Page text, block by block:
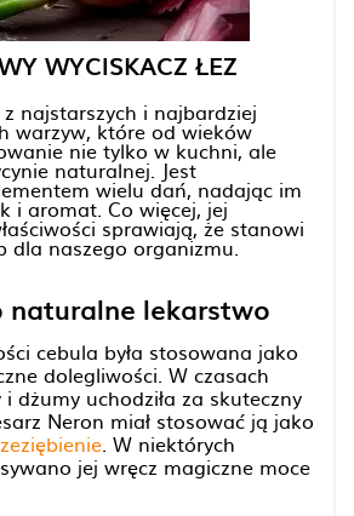
WYCISKACZ ŁEZ
najstarszych i najbardziej
warzyw, które od wieków
nie tylko w kuchni, ale
naturalnej. Jest
wielu dań, nadając im
i aromat. Co więcej, jej
sprawiają, że stanowi
dla naszego organizmu.
naturalne lekarstwo
cebula była stosowana jako
dolegliwości. W czasach
dżumy uchodziła za skuteczny
Neron miał stosować ją jako
. W niektórych
jej wręcz magiczne moce